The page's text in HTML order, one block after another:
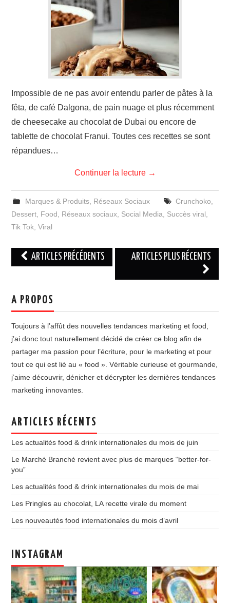
Impossible de ne pas avoir entendu parler de pâtes à la
fêta, de café Dalgona, de pain nuage et plus récemment
de cheesecake au chocolat de Dubai ou encore de
tablette de chocolat Franui. Toutes ces recettes se sont
répandues…
Continuer la lecture →
Marques & Produits, Réseaux Sociaux Crunchoko
Dessert Food Réseaux sociaux Social Media Succès viral
Tik Tok ,Viral
Navigation
des
ARTICLES PRÉCÉDENTS ARTICLES PLUS RÉCENTS
A PROPOS
Toujours à l’affût des nouvelles tendances marketing et food,
j’ai donc tout naturellement décidé de créer ce blog afin de
partager ma passion pour l’écriture, pour le marketing et pour
tout ce qui est lié au « food ». Véritable curieuse et gourmande,
j’aime découvrir, dénicher et décrypter les dernières tendances
marketing innovantes.
ARTICLES RÉCENTS
Les actualités food & drink internationales du mois de juin
Le Marché Branché revient avec plus de marques “better-for-
you”
Les actualités food & drink internationales du mois de mai
Les Pringles au chocolat, LA recette virale du moment
Les nouveautés food internationales du mois d’avril
INSTAGRAM